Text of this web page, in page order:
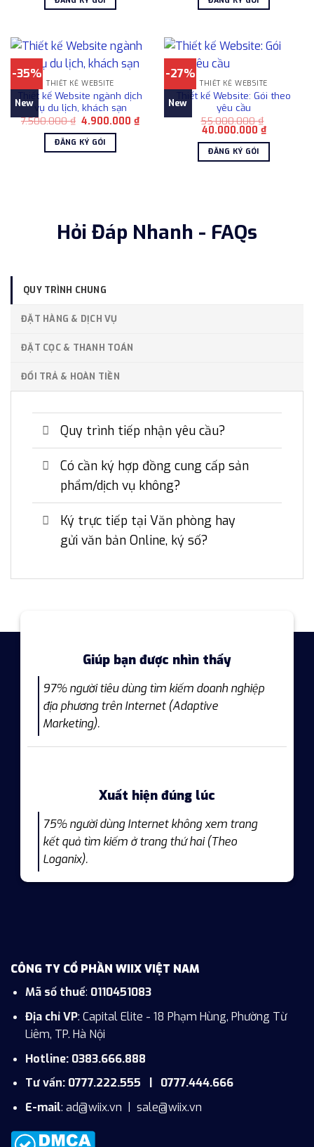
7.500.000 ₫. 7.500.000 ₫.
-35%
New
THIẾT KẾ WEBSITE
Thiết kế Website ngành dịch
vụ du lịch, khách sạn
7.500.000₫ Giá
là:
7.500.000 ₫.
4.900.000₫Giá
hiện
ĐĂNG KÝ GÓI
-27%
New
THIẾT KẾ WEBSITE
Thiết kế Website: Gói theo
yêu cầu
55.000.000₫
Giá
là:
55.000.000 ₫.
40.000.000 ₫Giá
hiện
tại
ĐĂNG KÝ GÓI
Hỏi Đáp Nhanh - FAQs
QUY TRÌNH CHUNG
ĐẶT HÀNG & DỊCH VỤ
ĐẶT CỌC & THANH TOÁN
ĐỔI TRẢ & HOÀN TIỀN
Quy trình tiếp nhận yêu cầu?
Có cần ký hợp đồng cung cấp sản
phẩm/dịch vụ không?
Ký trực tiếp tại Văn phòng hay
gửi văn bản Online, ký số?
Giúp bạn được nhìn thấy
97% người tiêu dùng tìm kiếm doanh nghiệp
địa phương trên Internet (Adaptive
Marketing).
Xuất hiện đúng lúc
75% người dùng Internet không xem trang
kết quả tìm kiếm ở trang thứ hai (Theo
Loganix).
CÔNG TY CỔ PHẦN WIIX VIỆT NAM
Mã số thuế: 0110451083
Địa chỉ VP: Capital Elite - 18 Phạm Hùng, Phường Từ
Liêm, TP. Hà Nội
Hotline: 0383.666.888
Tư vấn: 0777.222.555 | 0777.444.666
E-mail: ad@wiix.vn | sale@wiix.vn